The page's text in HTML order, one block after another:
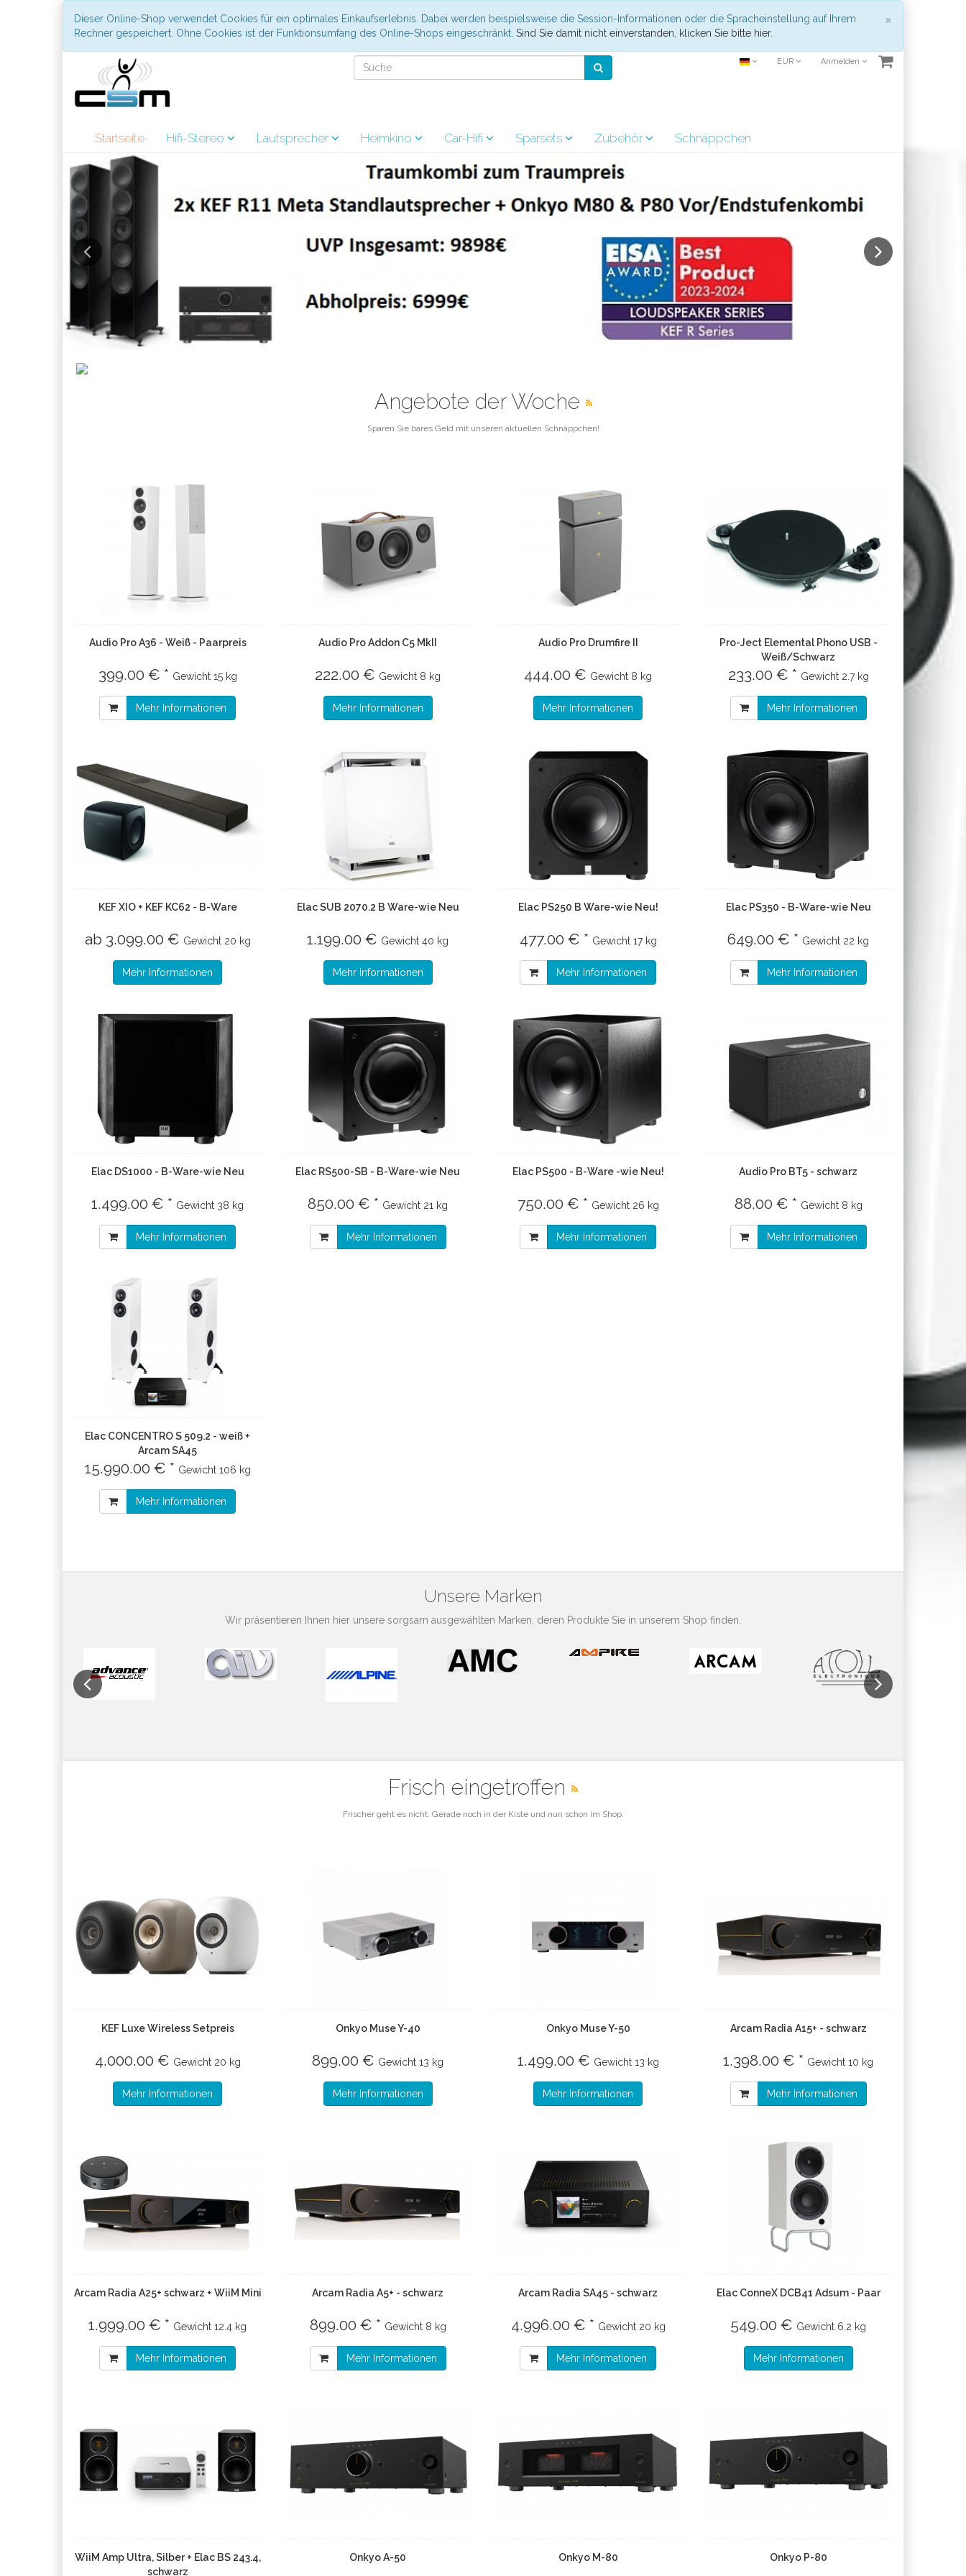
×
Dieser Online-Shop verwendet Cookies für ein optimales Einkaufserlebnis. Dabei werden beispielsweise die Session-Informationen oder die Spracheinstellung auf Ihrem
Rechner gespeichert. Ohne Cookies ist der Funktionsumfang des Online-Shops eingeschränkt. Sind Sie damit nicht einverstanden, klicken Sie bitte hier.
EUR Anmelden
Startseite Hifi-Stereo Lautsprecher Heimkino Car-Hifi Sparsets Zubehör Schnäppchen
Angebote der Woche
Sparen Sie bares Geld mit unseren aktuellen Schnäppchen!
Audio Pro A36 - Weiß - Paarpreis
399.00 € * Gewicht 15 kg
Mehr Informationen
Audio Pro Addon C5 MkII
222.00 € Gewicht 8 kg
Mehr Informationen
Audio Pro Drumfire II
444.00 € Gewicht 8 kg
Mehr Informationen
Pro-Ject Elemental Phono USB -
Weiß/Schwarz
233.00 € * Gewicht 2.7 kg
Mehr Informationen
KEF XIO + KEF KC62 - B-Ware
ab 3.099.00 € Gewicht 20 kg
Mehr Informationen
Elac SUB 2070.2 B Ware-wie Neu
1.199.00 € Gewicht 40 kg
Mehr Informationen
Elac PS250 B Ware-wie Neu!
477.00 € * Gewicht 17 kg
Mehr Informationen
Elac PS350 - B-Ware-wie Neu
649.00 € * Gewicht 22 kg
Mehr Informationen
Elac DS1000 - B-Ware-wie Neu
1.499.00 € * Gewicht 38 kg
Mehr Informationen
Elac RS500-SB - B-Ware-wie Neu
850.00 € * Gewicht 21 kg
Mehr Informationen
Elac PS500 - B-Ware -wie Neu!
750.00 € * Gewicht 26 kg
Mehr Informationen
Audio Pro BT5 - schwarz
88.00 € * Gewicht 8 kg
Mehr Informationen
Elac CONCENTRO S 509.2 - weiß +
Arcam SA45
15.990.00 € * Gewicht 106 kg
Mehr Informationen
Unsere Marken
Wir präsentieren Ihnen hier unsere sorgsam ausgewählten Marken, deren Produkte Sie in unserem Shop finden.
Frisch eingetroffen
Frischer geht es nicht. Gerade noch in der Kiste und nun schon im Shop.
KEF Luxe Wireless Setpreis
4.000.00 € Gewicht 20 kg
Mehr Informationen
Onkyo Muse Y-40
899.00 € Gewicht 13 kg
Mehr Informationen
Onkyo Muse Y-50
1.499.00 € Gewicht 13 kg
Mehr Informationen
Arcam Radia A15+ - schwarz
1.398.00 € * Gewicht 10 kg
Mehr Informationen
Arcam Radia A25+ schwarz + WiiM Mini
1.999.00 € * Gewicht 12.4 kg
Mehr Informationen
Arcam Radia A5+ - schwarz
899.00 € * Gewicht 8 kg
Mehr Informationen
Arcam Radia SA45 - schwarz
4.996.00 € * Gewicht 20 kg
Mehr Informationen
Elac ConneX DCB41 Adsum - Paar
549.00 € Gewicht 6.2 kg
Mehr Informationen
WiiM Amp Ultra, Silber + Elac BS 243.4,
schwarz
Onkyo A-50 Onkyo M-80 Onkyo P-80